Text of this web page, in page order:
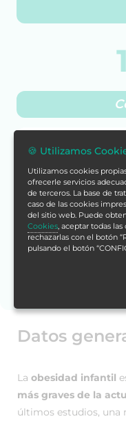
Datos
La obesidad infantil
más graves de la
últimos estudios,
Con tu
🍪 Utilizamos
Utilizamos cookies
ofrecerle servicios
de terceros. La base de
caso de las cookies
del sitio web. Puede
Cookies, aceptar todas las
rechazarlas con el botón
pulsando el botón